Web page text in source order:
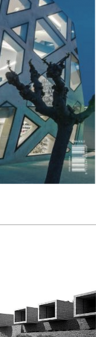
products’ workspace
Messenia.